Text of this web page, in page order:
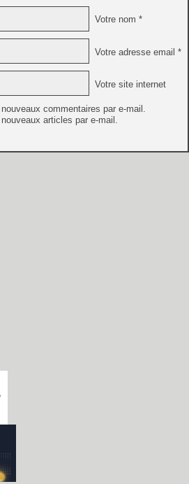
Votre nom *
Votre adresse email *
Votre site internet
commentaires par e-mail.
articles par e-mail.